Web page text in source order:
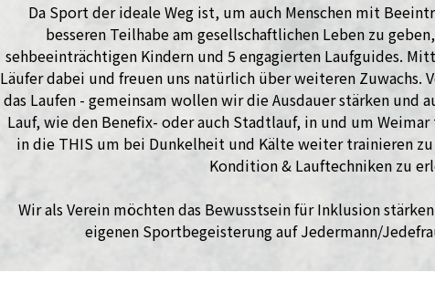
Da Sport der ideale Weg ist, um auch Menschen mit
besseren Teilhabe am gesellschaftlichen Leben zu
sehbeeinträchtigen Kindern und 5 engagierten Laufguides.
Läufer dabei und freuen uns natürlich über weiteren Zuwachs.
das Laufen - gemeinsam wollen wir die Ausdauer stärken und
Lauf, wie den Benefix- oder auch Stadtlauf, in und um
in die THIS um bei Dunkelheit und Kälte weiter trainieren
Kondition & Lauftechniken zu
Wir als Verein möchten das Bewusstsein für Inklusion
eigenen Sportbegeisterung auf Jedermann/